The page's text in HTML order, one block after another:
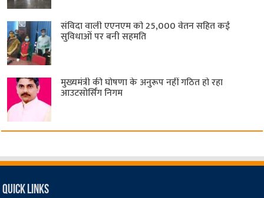
संविदा वाली एएनएम को 25,000 वेतन सहित कई
सुविधाओं पर बनी सहमति
मुख्यमंत्री की घोषणा के अनुरूप नहीं गठित हो रहा
आउटसोर्सिंग निगम
Quick Links